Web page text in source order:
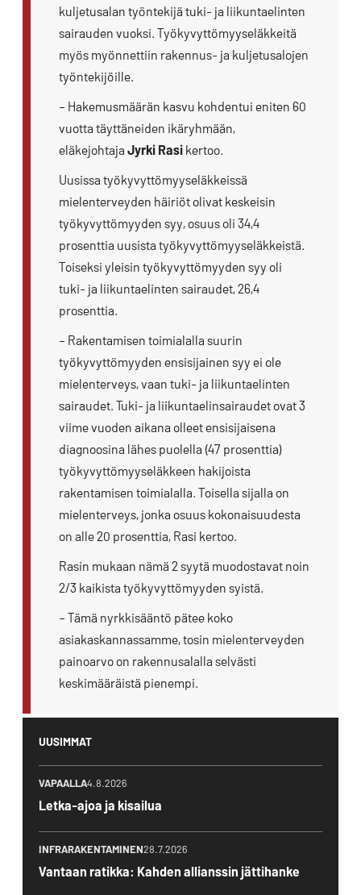
kuljetusalan työntekijä tuki- ja liikuntaelinten
sairauden vuoksi. Työkyvyttömyyseläkkeitä
myös myönnettiin rakennus- ja kuljetusalojen
työntekijöille.
– Hakemusmäärän kasvu kohdentui eniten 60
vuotta täyttäneiden ikäryhmään,
eläkejohtaja Jyrki Rasi kertoo.
Uusissa työkyvyttömyyseläkkeissä
mielenterveyden häiriöt olivat keskeisin
työkyvyttömyyden syy, osuus oli 34,4
prosenttia uusista työkyvyttömyyseläkkeistä.
Toiseksi yleisin työkyvyttömyyden syy oli
tuki- ja liikuntaelinten sairaudet, 26,4
prosenttia.
– Rakentamisen toimialalla suurin
työkyvyttömyyden ensisijainen syy ei ole
mielenterveys, vaan tuki- ja liikuntaelinten
sairaudet. Tuki- ja liikuntaelinsairaudet ovat 3
viime vuoden aikana olleet ensisijaisena
diagnoosina lähes puolella (47 prosenttia)
työkyvyttömyyseläkkeen hakijoista
rakentamisen toimialalla. Toisella sijalla on
mielenterveys, jonka osuus kokonaisuudesta
on alle 20 prosenttia, Rasi kertoo.
Rasin mukaan nämä 2 syytä muodostavat noin
2/3 kaikista työkyvyttömyyden syistä.
– Tämä nyrkkisääntö pätee koko
asiakaskannassamme, tosin mielenterveyden
painoarvo on rakennusalalla selvästi
keskimääräistä pienempi.
UUSIMMAT
VAPAALLA4.8.2026
Letka-ajoa ja kisailua
INFRARAKENTAMINEN28.7.2026
Vantaan ratikka: Kahden allianssin jättihanke